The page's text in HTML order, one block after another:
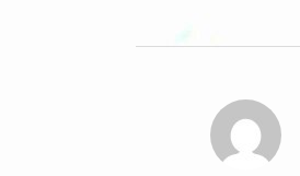
POST AUTHOR